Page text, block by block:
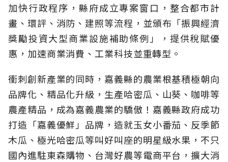
加快行政程序，縣府成立專案窗口，整合都市計
畫、環評、消防、建照等流程，並頒布「振興經濟
獎勵投資大型商業設施補助條例」，提供稅賦優
惠，加速商業消費、工業科技並重轉型。
衝刺創新產業的同時，嘉義縣的農業根基積極朝向
品牌化、精品化升級，生產哈密瓜、山葵、咖啡等
農產精品，成為嘉義農業的驕傲！嘉義縣政府成功
打造「嘉義優鮮」品牌，造就玉女小番茄、反季節
木瓜、極光哈密瓜等叫好叫座的明星級水果，不只
國內進駐東森購物、台灣好農等電商平台，擴大消